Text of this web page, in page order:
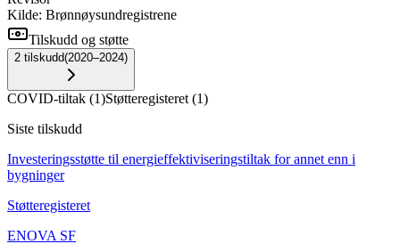
Kilde: Brønnøysundregistrene
Tilskudd og støtte
2 tilskudd(2020–2024)
COVID-tiltak (1)Støtteregisteret (1)
Siste tilskudd
Investeringsstøtte til energieffektiviseringstiltak for annet enn i
bygninger
Støtteregisteret
ENOVA SF